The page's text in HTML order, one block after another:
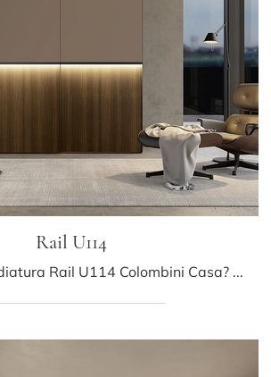
Rail U114
Cerchi un'armadiatura Rail U114 Colombini Casa? Clicca subito! Gli armadi a muro con ante scorrevoli ti attendono.